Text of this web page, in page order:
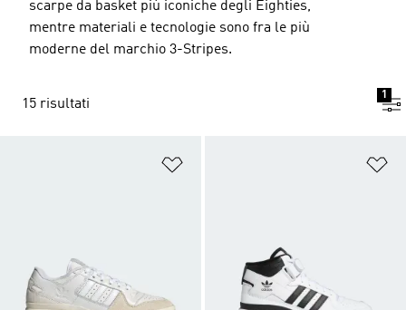
scarpe da basket più iconiche degli Eighties,
mentre materiali e tecnologie sono fra le più
moderne del marchio 3-Stripes.
15 risultati
1
Aggiungi alla lista dei desideri